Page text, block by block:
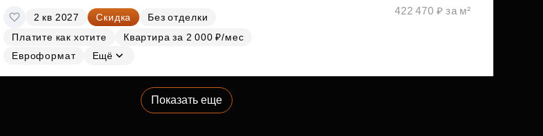
2 кв 2027 Скидка
Без отделки
Платите как хотите
Квартира за 2 000 ₽/мес
Евроформат
Ещё
422 470 ₽ за м²
Показать еще